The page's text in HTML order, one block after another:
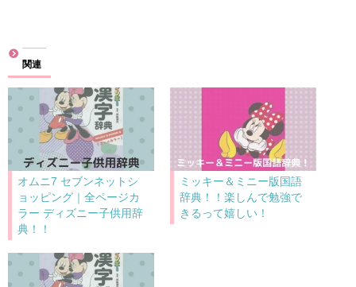
み
中…
関連
オムニ7 セブンネットシ
ョッピング｜全ページカ
ラー ディズニー子供用辞
典！！
ミッキー＆ミニー版国語
辞典！！楽しんで勉強で
きるって嬉しい！